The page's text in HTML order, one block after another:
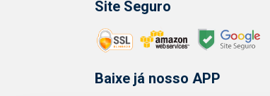
Site Seguro
Baixe já nosso APP